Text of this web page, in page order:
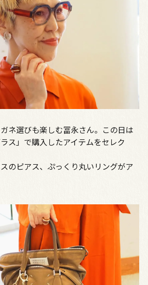
ネ選びも楽しむ冨永さん。この日は
ス」で購入したアイテムをセレク
のピアス、ぷっくり丸いリングがア